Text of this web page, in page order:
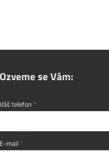
Ozveme se Vám:
Váš telefon *
E-mail*